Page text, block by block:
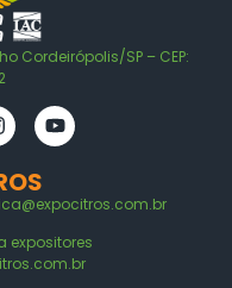
Cordeirópolis/SP – CEP:
expositores